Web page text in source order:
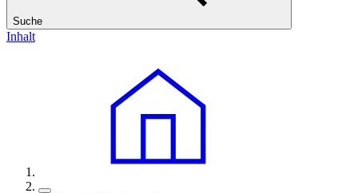
Suche
Inhalt